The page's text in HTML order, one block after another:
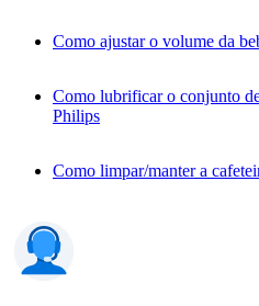
Como ajustar o volume da
Como lubrificar o conjunto
Philips
Como limpar/manter a